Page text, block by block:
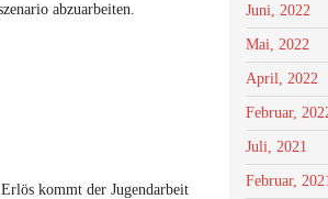
abzuarbeiten.
kommt der Jugendarbeit
Juni, 2022
Mai, 2022
April, 2022
Februar,
Juli, 2021
Februar,